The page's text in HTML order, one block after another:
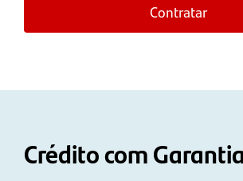
Contratar
Crédito com